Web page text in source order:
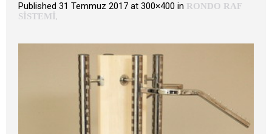
Published 31 Temmuz 2017 at 300×400 in RONDO RAF
SİSTEMİ.